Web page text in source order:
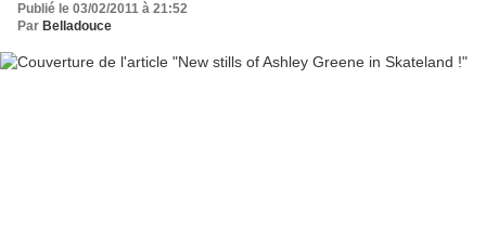
Publié le 03/02/2011 à 21:52
Par Belladouce